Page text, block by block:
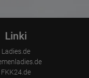
Linki
Ladies.de
FKK24.de